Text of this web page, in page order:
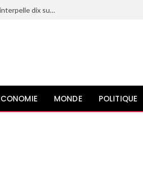
Le Maroc déjoue un projet terroriste d’envergure et interpelle dix suspects liés à l’organisation État islamique
MONDE POLITIQUE